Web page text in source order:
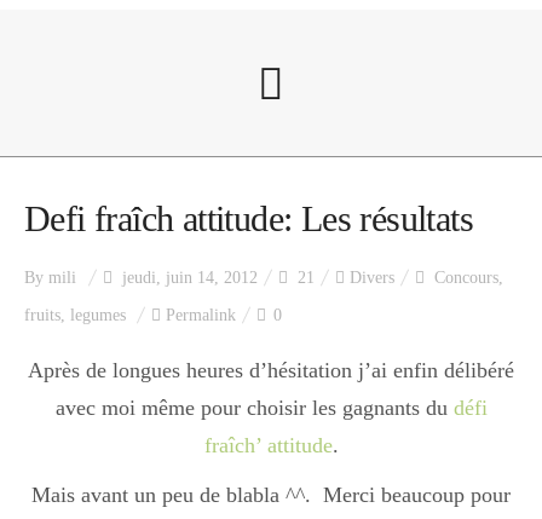
A propos
Index des recettes
Catégories
Defi fraîch attitude: Les résultats
By mili jeudi, juin 14, 2012 21 Divers Concours,
fruits, legumes Permalink 0
Après de longues heures d’hésitation j’ai enfin délibéré
avec moi même pour choisir les gagnants dudéfi
fraîch’ attitude.
Mais avant un peu de blabla ^^. Merci beaucoup pour